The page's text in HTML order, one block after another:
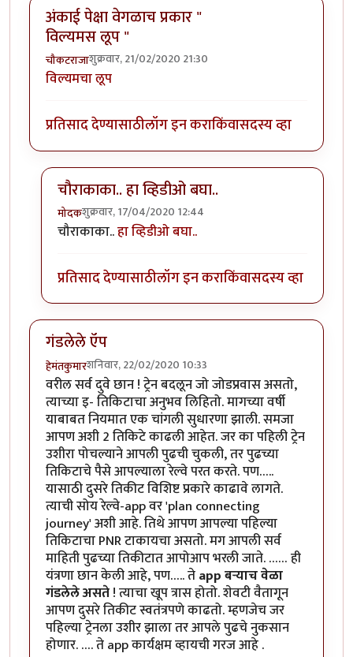
अंकाई पेक्षा वेगळाच प्रकार "
विल्यमस लूप "
चौकटराजाशुक्रवार, 21/02/2020 21:30
विल्यमचा लूप
प्रतिसाद देण्यासाठीलॉग इन कराकिंवासदस्य व्हा
चौराकाका.. हा व्हिडीओ बघा..
मोदकशुक्रवार, 17/04/2020 12:44
In reply toअंकाई पेक्षा वेगळाच प्रकार " विल्यमस लूप "
चौराकाका..हा व्हिडीओ बघा..
प्रतिसाद देण्यासाठीलॉग इन कराकिंवासदस्य व्हा
गंडलेले ऍप
हेमंतकुमारशनिवार, 22/02/2020 10:33
वरील सर्व दुवे छान ! ट्रेन बदलून जो जोडप्रवास असतो,
त्याच्या इ- तिकिटाचा अनुभव लिहितो. मागच्या वर्षी
याबाबत नियमात एक चांगली सुधारणा झाली. समजा
आपण अशी 2 तिकिटे काढली आहेत. जर का पहिली ट्रेन
उशीरा पोचल्याने आपली पुढची चुकली, तर पुढच्या
तिकिटाचे पैसे आपल्याला रेल्वे परत करते. पण…..
यासाठी दुसरे तिकीट विशिष्ट प्रकारे काढावे लागते.
त्याची सोय रेल्वे-app वर 'plan connecting
journey' अशी आहे. तिथे आपण आपल्या पहिल्या
तिकिटाचा PNR टाकायचा असतो. मग आपली सर्व
माहिती पुढच्या तिकीटात आपोआप भरली जाते. …… ही
यंत्रणा छान केली आहे, पण….. तेapp बऱ्याच वेळा
गंडलेले असते! त्याचा खूप त्रास होतो. शेवटी वैतागून
आपण दुसरे तिकीट स्वतंत्रपणे काढतो. म्हणजेच जर
पहिल्या ट्रेनला उशीर झाला तर आपले पुढचे नुकसान
होणार. …. ते app कार्यक्षम व्हायची गरज आहे .